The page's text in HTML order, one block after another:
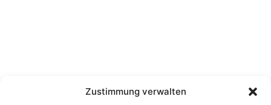
Zustimmung verwalten